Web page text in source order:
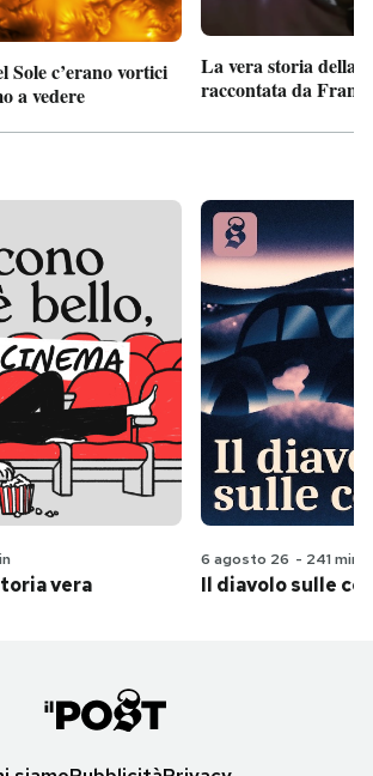
Sole c’erano vortici
a vedere
La vera storia della
raccontata da
vera
6 agosto 26 - 241 min
Il diavolo sulle